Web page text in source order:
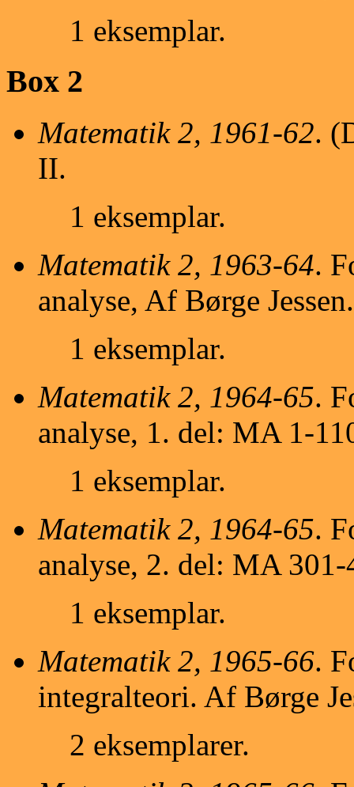
1 eksemplar.
Box 2
Matematik 2, 1961-62.
II.
1 eksemplar.
Matematik 2, 1963-64.
analyse, Af Børge Jessen.
1 eksemplar.
Matematik 2, 1964-65.
analyse, 1. del: MA 1-
1 eksemplar.
Matematik 2, 1964-65.
analyse, 2. del: MA 301-
1 eksemplar.
Matematik 2, 1965-66.
integralteori. Af Børge
2 eksemplarer.